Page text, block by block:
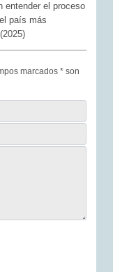
entender el proceso
país más
marcados * son